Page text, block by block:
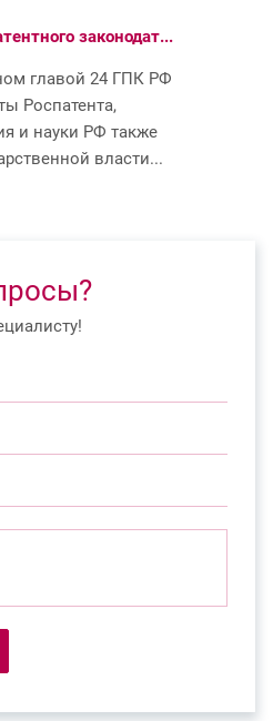
законодат...
главой 24 ГПК РФ
Роспатента,
и науки РФ также
власти...